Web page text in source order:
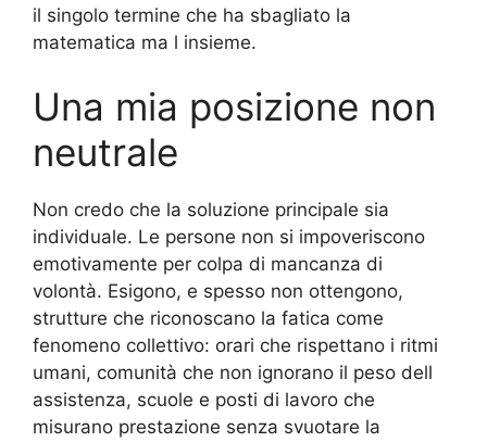
il singolo termine che ha sbagliato la
matematica ma l insieme.
Una mia posizione non
neutrale
Non credo che la soluzione principale sia
individuale. Le persone non si impoveriscono
emotivamente per colpa di mancanza di
volontà. Esigono, e spesso non ottengono,
strutture che riconoscano la fatica come
fenomeno collettivo: orari che rispettano i ritmi
umani, comunità che non ignorano il peso dell
assistenza, scuole e posti di lavoro che
misurano prestazione senza svuotare la